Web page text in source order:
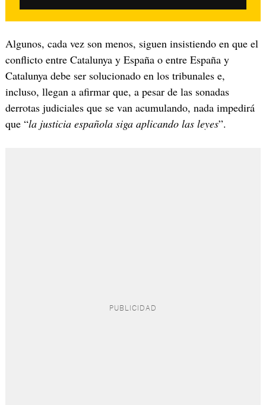
Algunos, cada vez son menos, siguen insistiendo en que el
conflicto entre Catalunya y España o entre España y
Catalunya debe ser solucionado en los tribunales e,
incluso, llegan a afirmar que, a pesar de las sonadas
derrotas judiciales que se van acumulando, nada impedirá
que “la justicia española siga aplicando las leyes”.